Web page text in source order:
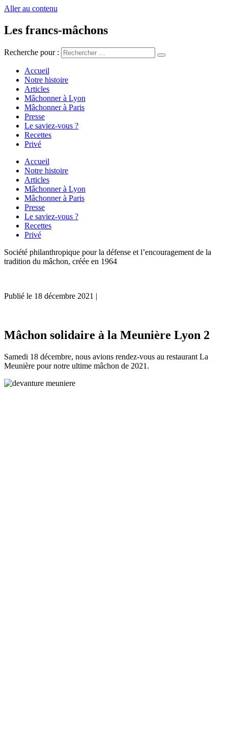
Aller au contenu
Les francs-mâchons
Recherche pour :
Accueil
Notre histoire
Articles
Mâchonner à Lyon
Mâchonner à Paris
Presse
Le saviez-vous ?
Recettes
Privé
Accueil
Notre histoire
Articles
Mâchonner à Lyon
Mâchonner à Paris
Presse
Le saviez-vous ?
Recettes
Privé
Société philanthropique pour la défense et l’encouragement de la
tradition du mâchon, créée en 1964
Publié le 18 décembre 2021 |
Mâchon solidaire à la Meunière Lyon 2
Samedi 18 décembre, nous avions rendez-vous au restaurant La
Meunière pour notre ultime mâchon de 2021.